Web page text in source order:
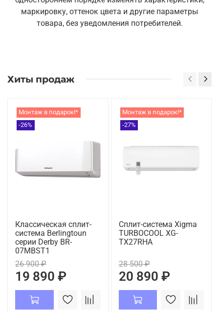
маркировку, оттенок цвета и другие параметры
товара, без уведомления потребителей.
Хиты продаж
Монтаж в подарок!*
-26%
Классическая сплит-
система Berlingtoun
серии Derby BR-
07MBST1
26 900 ₽
19 890 ₽
Монтаж в подарок!*
-27%
Сплит-система Xigma
TURBOCOOL XG-
TX27RHA
28 500 ₽
20 890 ₽